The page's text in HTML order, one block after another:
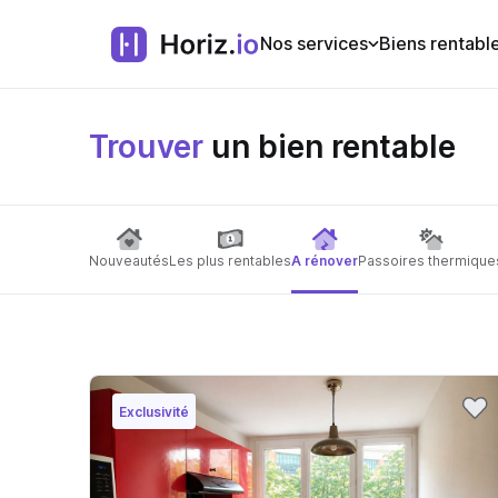
Nos services Biens
Trouver un bien rentable
NouveautésLes plus rentablesA rénoverPassoires
Exclusivité